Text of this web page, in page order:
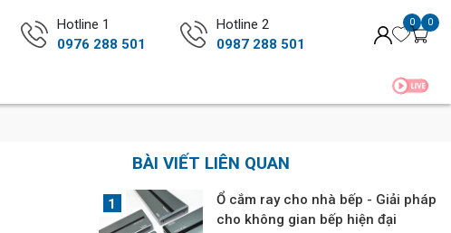
Hotline 1
0976 288 501
Hotline 2
0987 288 501
0 0
BÀI VIẾT LIÊN QUAN
Ổ cắm ray cho nhà bếp - Giải pháp
cho không gian bếp hiện đại